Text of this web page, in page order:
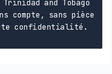
and Tobago
compte, sans pièce
confidentialité.